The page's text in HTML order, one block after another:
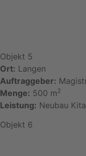
Objekt 5
Ort: Langen
Auftraggeber:
Menge: 500 m2
Leistung: Neubau
Objekt 6